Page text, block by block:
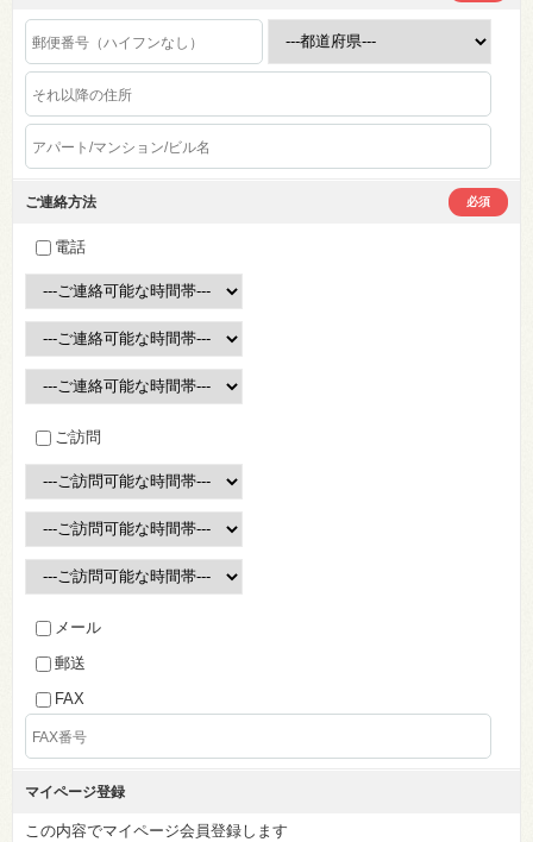
ご連絡方法 必須
電話
ご訪問
メール
郵送
FAX
マイページ登録
この内容でマイページ会員登録します